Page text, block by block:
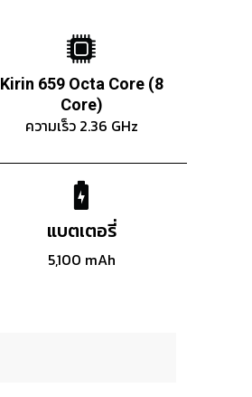
Kirin 659 Octa Core (8
Core)
ความเร็ว 2.36 GHz
แบตเตอรี่
5,100 mAh